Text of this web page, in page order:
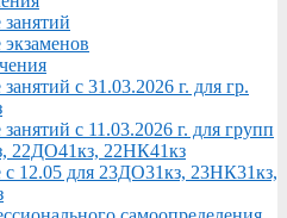
с 31.03.2026 г. для гр.
с 11.03.2026 г. для групп
22ДО41кз, 22НК41кз
с 12.05 для 23ДО31кз, 23НК31кз,